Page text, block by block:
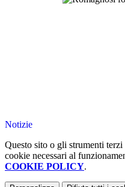
Notizie
Questo sito o gli strumenti
cookie necessari al
COOKIE POLICY.